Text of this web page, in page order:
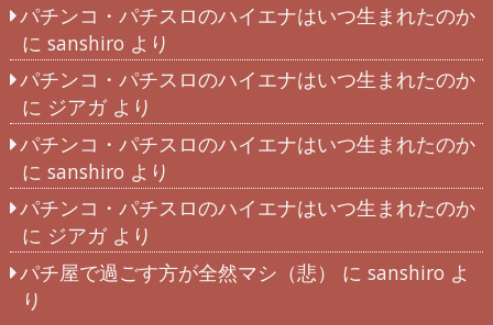
パチンコ・パチスロのハイエナはいつ生まれたのか
に sanshiro より
パチンコ・パチスロのハイエナはいつ生まれたのか
に ジアガより
パチンコ・パチスロのハイエナはいつ生まれたのか
に sanshiro より
パチンコ・パチスロのハイエナはいつ生まれたのか
に ジアガより
パチ屋で過ごす方が全然マシ（悲）
にsanshiro よ
り